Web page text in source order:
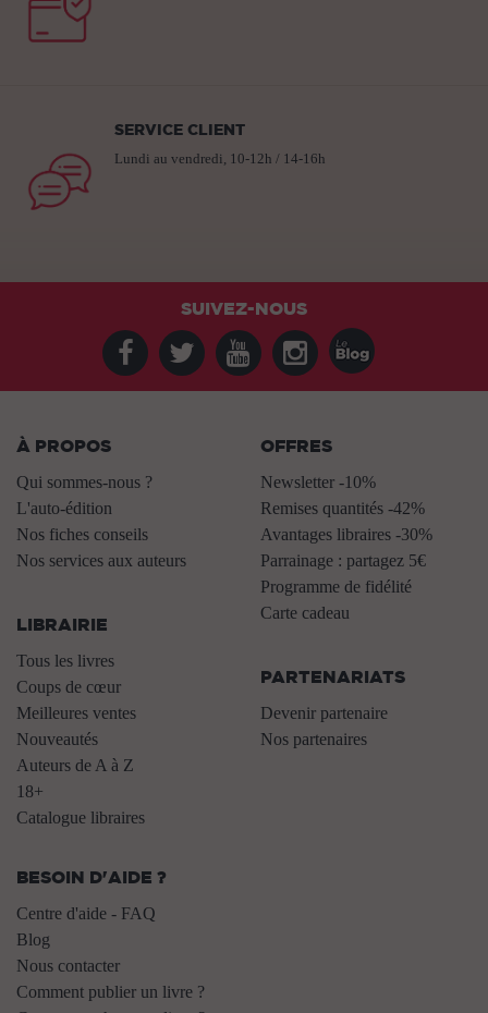
SERVICE CLIENT
Lundi au vendredi, 10-12h / 14-16h
SUIVEZ-NOUS
À PROPOS
Qui sommes-nous ?
L'auto-édition
Nos fiches conseils
Nos services aux auteurs
LIBRAIRIE
Tous les livres
Coups de cœur
Meilleures ventes
Nouveautés
Auteurs de A à Z
18+
Catalogue libraires
OFFRES
Newsletter -10%
Remises quantités -42%
Avantages libraires -30%
Parrainage : partagez 5€
Programme de fidélité
Carte cadeau
PARTENARIATS
Devenir partenaire
Nos partenaires
BESOIN D'AIDE ?
Centre d'aide - FAQ
Blog
Nous contacter
Comment publier un livre ?